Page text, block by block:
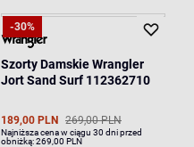
-30%
Szorty Damskie Wrangler
Jort Sand Surf 112362710
189,00 PLN 269,00 PLN
Najniższa cena w ciągu 30 dni przed
obniżką:269,00 PLN